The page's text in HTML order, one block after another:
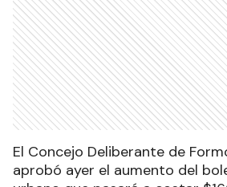
El Concejo Deliberante de
aprobó ayer el aumento del